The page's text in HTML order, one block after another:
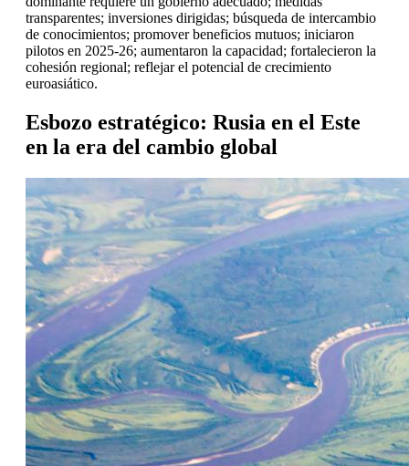
transparentes; inversiones dirigidas; búsqueda de intercambio
de conocimientos; promover beneficios mutuos; iniciaron
pilotos en 2025-26; aumentaron la capacidad; fortalecieron la
cohesión regional; reflejar el potencial de crecimiento
euroasiático.
Esbozo estratégico: Rusia en el Este
en la era del cambio global